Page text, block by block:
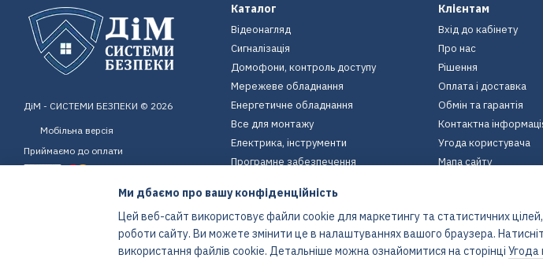
ДіМ - СИСТЕМИ БЕЗПЕКИ © 2026
Мобільна версія
Приймаємо до оплати
Інтернет-магазин створений з Хорошоп
Каталог
Відеонагляд
Сигналізація
Домофони, контроль доступу
Мережеве обладнання
Енергетичне обладнання
Все для монтажу
Електрика, інструменти
Програмне забезпечення
Екіпірування
Енергетичне обладнання
Клієнтам
Вхід до кабінету
Про нас
Рішення
Оплата і доставка
Обмін та гарантія
Контактна
Угода користувача
Мапа сайту
Ми дбаємо про вашу конфіденційність
Цей веб-сайт використовує файли cookie для маркетингу та статистичних
роботи сайту. Ви можете змінити це в налаштуваннях вашого браузера.
використання файлів cookie. Детальніше можна ознайомитися на сторінці Угода